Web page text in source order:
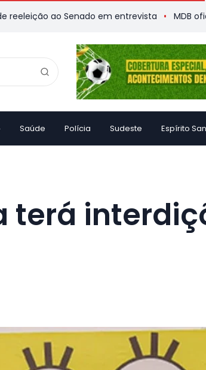
ao Senado em entrevista MDB oficializa
Saúde Polícia Sudeste Espírito
terá